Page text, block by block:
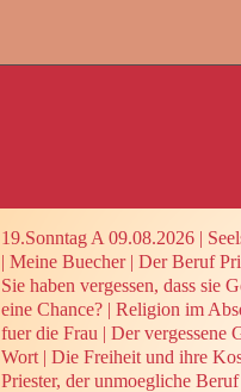
19.Sonntag A 09.08.2026 |
| Meine Buecher | Der Beruf
Sie haben vergessen, dass sie
eine Chance? | Religion im
fuer die Frau | Der vergessene
Wort | Die Freiheit und ihre
Priester, der unmoegliche Beruf